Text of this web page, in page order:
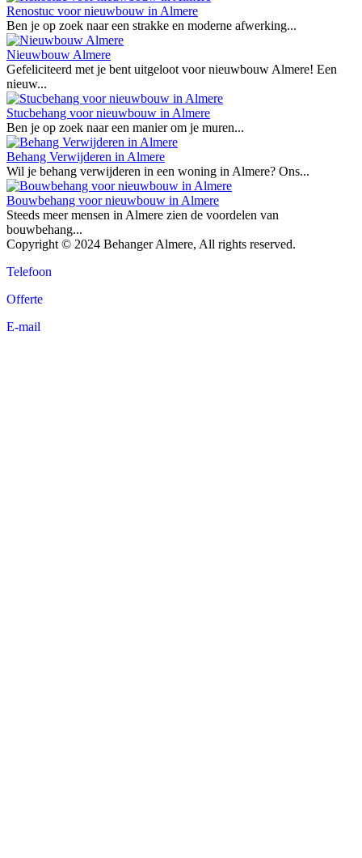
Renostuc voor nieuwbouw in Almere
Ben je op zoek naar een strakke en moderne afwerking...
Nieuwbouw Almere
Gefeliciteerd met je bent uitgeloot voor nieuwbouw Almere! Een
nieuw...
Stucbehang voor nieuwbouw in Almere
Ben je op zoek naar een manier om je muren...
Behang Verwijderen in Almere
Wil je behang verwijderen in een woning in Almere? Ons...
Bouwbehang voor nieuwbouw in Almere
Steeds meer mensen in Almere zien de voordelen van
bouwbehang...
Copyright © 2024 Behanger Almere, All rights reserved.
Telefoon
Offerte
E-mail